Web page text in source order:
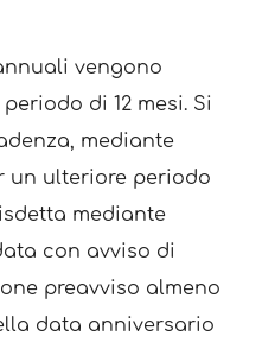
vengono
di 12 mesi. Si
mediante
un ulteriore periodo
mediante
con avviso di
preavviso almeno
data anniversario